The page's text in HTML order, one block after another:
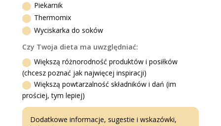
Piekarnik
Thermomix
Wyciskarka do soków
Czy Twoja dieta ma uwzględniać:
Większą różnorodność produktów i posiłków
(chcesz poznać jak najwięcej inspiracji)
Większą powtarzalność składników i dań (im
prościej, tym lepiej)